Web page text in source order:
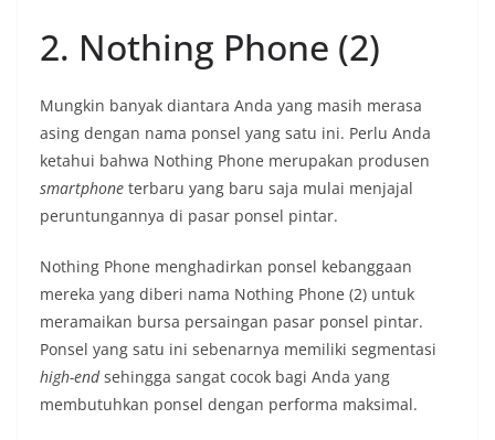
2. Nothing Phone (2)
Mungkin banyak diantara Anda yang masih merasa
asing dengan nama ponsel yang satu ini. Perlu Anda
ketahui bahwa Nothing Phone merupakan produsen
smartphone terbaru yang baru saja mulai menjajal
peruntungannya di pasar ponsel pintar.
Nothing Phone menghadirkan ponsel kebanggaan
mereka yang diberi nama Nothing Phone (2) untuk
meramaikan bursa persaingan pasar ponsel pintar.
Ponsel yang satu ini sebenarnya memiliki segmentasi
high-endsehingga sangat cocok bagi Anda yang
membutuhkan ponsel dengan performa maksimal.